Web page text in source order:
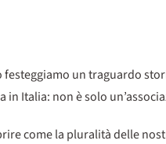
un traguardo
in Italia: non è solo
come la pluralità delle